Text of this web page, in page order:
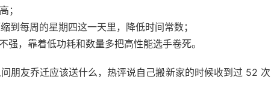
；
到每周的星期四这一天里，降低时间常数；
，靠着低功耗和数量多把高性能选手卷死。
朋友乔迁应该送什么，热评说自己搬新家的时候收到过 52 次